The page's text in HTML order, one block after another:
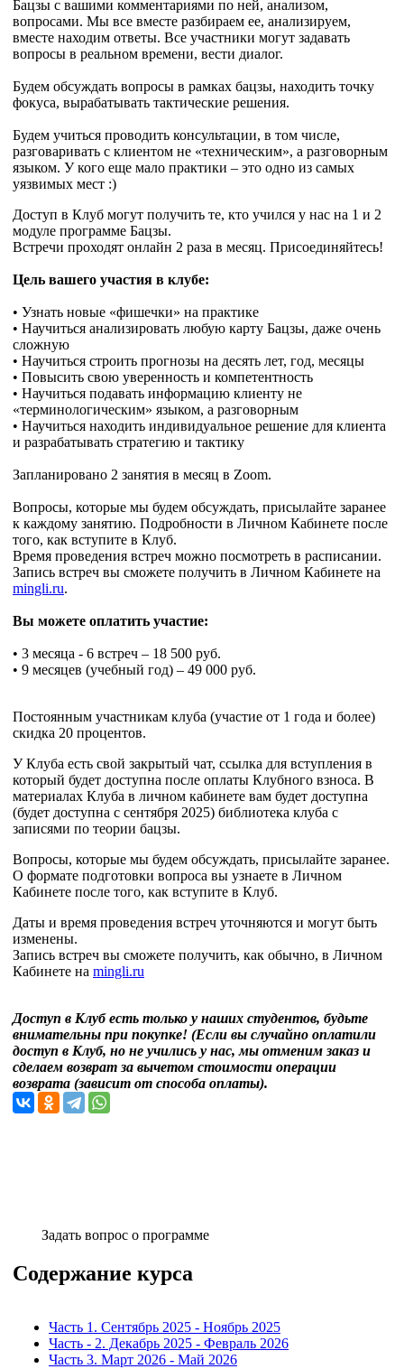
Бацзы с вашими комментариями по ней, анализом,
вопросами. Мы все вместе разбираем ее, анализируем,
вместе находим ответы. Все участники могут задавать
вопросы в реальном времени, вести диалог.
Будем обсуждать вопросы в рамках бацзы, находить точку
фокуса, вырабатывать тактические решения.
Будем учиться проводить консультации, в том числе,
разговаривать с клиентом не «техническим», а разговорным
языком. У кого еще мало практики – это одно из самых
уязвимых мест :)
Доступ в Клуб могут получить те, кто учился у нас на 1 и 2
модуле программе Бацзы.
Встречи проходят онлайн 2 раза в месяц. Присоединяйтесь!
Цель вашего участия в клубе:
• Узнать новые «фишечки» на практике
• Научиться анализировать любую карту Бацзы, даже очень
сложную
• Научиться строить прогнозы на десять лет, год, месяцы
• Повысить свою уверенность и компетентность
• Научиться подавать информацию клиенту не
«терминологическим» языком, а разговорным
• Научиться находить индивидуальное решение для клиента
и разрабатывать стратегию и тактику
Запланировано 2 занятия в месяц в Zoom.
Вопросы, которые мы будем обсуждать, присылайте заранее
к каждому занятию. Подробности в Личном Кабинете после
того, как вступите в Клуб.
Время проведения встреч можно посмотреть в расписании.
Запись встреч вы сможете получить в Личном Кабинете на
mingli.ru.
Вы можете оплатить участие:
• 3 месяца - 6 встреч – 18 500 руб.
• 9 месяцев (учебный год) – 49 000 руб.
Постоянным участникам клуба (участие от 1 года и более)
скидка 20 процентов.
У Клуба есть свой закрытый чат, ссылка для вступления в
который будет доступна после оплаты Клубного взноса. В
материалах Клуба в личном кабинете вам будет доступна
(будет доступна с сентября 2025) библиотека клуба с
записями по теории бацзы.
Вопросы, которые мы будем обсуждать, присылайте заранее.
О формате подготовки вопроса вы узнаете в Личном
Кабинете после того, как вступите в Клуб.
Даты и время проведения встреч уточняются и могут быть
изменены.
Запись встреч вы сможете получить, как обычно, в Личном
Кабинете на mingli.ru
Доступ в Клуб есть только у наших студентов, будьте
внимательны при покупке! (Если вы случайно оплатили
доступ в Клуб, но не учились у нас, мы отменим заказ и
сделаем возврат за вычетом стоимости операции
возврата (зависит от способа оплаты).
Задать вопрос о программе
Содержание курса
Часть 1. Сентябрь 2025 - Ноябрь 2025
Часть - 2. Декабрь 2025 - Февраль 2026
Часть 3. Март 2026 - Май 2026